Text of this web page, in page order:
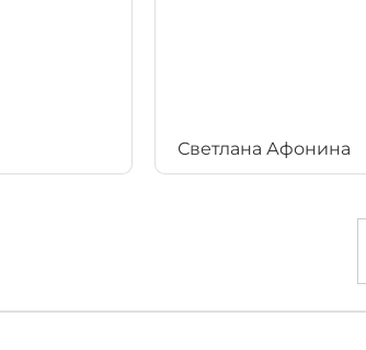
Светлана Афонина